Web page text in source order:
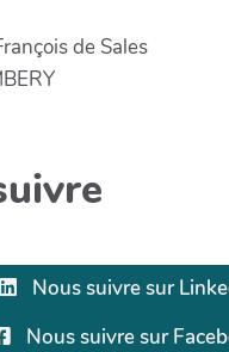
de Sales
Nous suivre sur
Nous suivre sur